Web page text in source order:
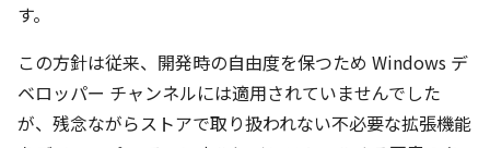
す。
この方針は従来、開発時の自由度を保つため Windows デ
ベロッパー チャンネルには適用されていませんでした
が、残念ながらストアで取り扱われない不必要な拡張機能